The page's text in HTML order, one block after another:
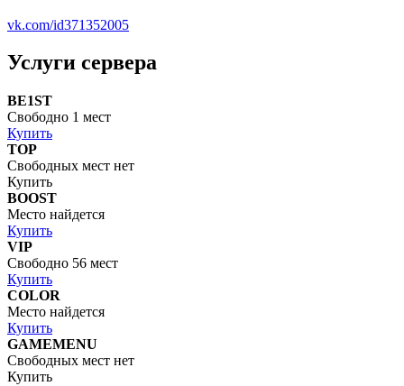
vk.com/id371352005
Услуги сервера
BE1ST
Свободно 1 мест
Купить
TOP
Свободных мест нет
Купить
BOOST
Место найдется
Купить
VIP
Свободно 56 мест
Купить
COLOR
Место найдется
Купить
GAMEMENU
Свободных мест нет
Купить